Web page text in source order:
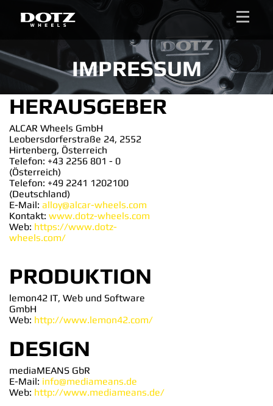
S
TÜV
Menü
IMPRESSUM
HERAUSGEBER
ALCAR Wheels GmbH
Leobersdorferstraße 24, 2552
Hirtenberg, Österreich
Telefon: +43 2256 801 - 0
(Österreich)
Telefon: +49 2241 1202100
(Deutschland)
E-Mail: alloy@alcar-wheels.com
Kontakt: www.dotz-wheels.com
Web: https://www.dotz-
wheels.com/
PRODUKTION
lemon42 IT, Web und Software
GmbH
Web: http://www.lemon42.com/
DESIGN
mediaMEANS GbR
E-Mail: info@mediameans.de
Web: http://www.mediameans.de/